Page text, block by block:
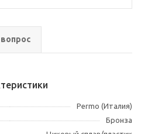
Permo (Италия)
Бронза